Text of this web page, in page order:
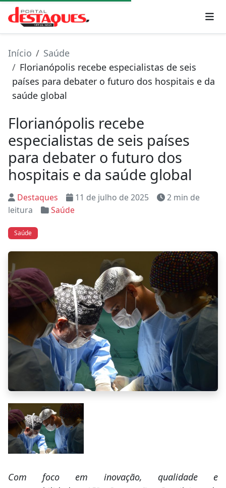
Início
Saúde
Florianópolis recebe especialistas de seis
países para debater o futuro dos hospitais e da
saúde global
Florianópolis recebe
especialistas de seis países
para debater o futuro dos
hospitais e da saúde global
Destaques 11 de julho de 2025
2 min de
leitura
Saúde
Saúde
Com foco em inovação, qualidade e